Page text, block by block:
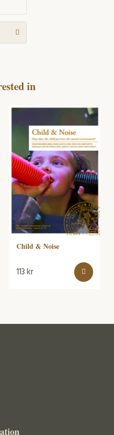
in
Child & Noise
113kr